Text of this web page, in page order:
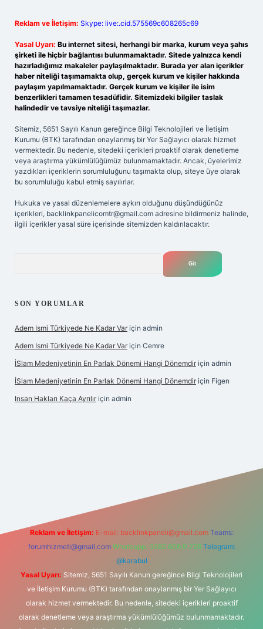
Reklam ve İletişim: Skype: live:.cid.575569c608265c69
Yasal Uyarı: Bu internet sitesi, herhangi bir marka, kurum veya şahıs
şirketi ile hiçbir bağlantısı bulunmamaktadır. Sitede yalnızca kendi
hazırladığımız makaleler paylaşılmaktadır. Burada yer alan içerikler
haber niteliği taşımamakta olup, gerçek kurum ve kişiler hakkında
paylaşım yapılmamaktadır. Gerçek kurum ve kişiler ile isim
benzerlikleri tamamen tesadüfidir. Sitemizdeki bilgiler taslak
halindedir ve tavsiye niteliği taşımazlar.
Sitemiz, 5651 Sayılı Kanun gereğince Bilgi Teknolojileri ve İletişim
Kurumu (BTK) tarafından onaylanmış bir Yer Sağlayıcı olarak hizmet
vermektedir. Bu nedenle, sitedeki içerikleri proaktif olarak denetleme
veya araştırma yükümlülüğümüz bulunmamaktadır. Ancak, üyelerimiz
yazdıkları içeriklerin sorumluluğunu taşımakta olup, siteye üye olarak
bu sorumluluğu kabul etmiş sayılırlar.
Hukuka ve yasal düzenlemelere aykırı olduğunu düşündüğünüz
içerikleri, backlinkpanelicomtr@gmail.com adresine bildirmeniz halinde,
ilgili içerikler yasal süre içerisinde sitemizden kaldırılacaktır.
SON YORUMLAR
Adem Ismi Türkiyede Ne Kadar Var için admin
Adem Ismi Türkiyede Ne Kadar Var için Cemre
İSlam Medeniyetinin En Parlak Dönemi Hangi Dönemdir için admin
İSlam Medeniyetinin En Parlak Dönemi Hangi Dönemdir için Figen
Insan Hakları Kaça Ayrılır için admin
Reklam ve İletişim: E-mail: backlinkpaneli@gmail.com Teams:
forumhizmeti@gmail.com Whatsapp: 0262 606 0 726 Telegram:
@karabul
Yasal Uyarı: Sitemiz, 5651 Sayılı Kanun gereğince Bilgi Teknolojileri
ve İletişim Kurumu (BTK) tarafından onaylanmış bir Yer Sağlayıcı
olarak hizmet vermektedir. Bu nedenle, sitedeki içerikleri proaktif
olarak denetleme veya araştırma yükümlülüğümüz bulunmamaktadır.